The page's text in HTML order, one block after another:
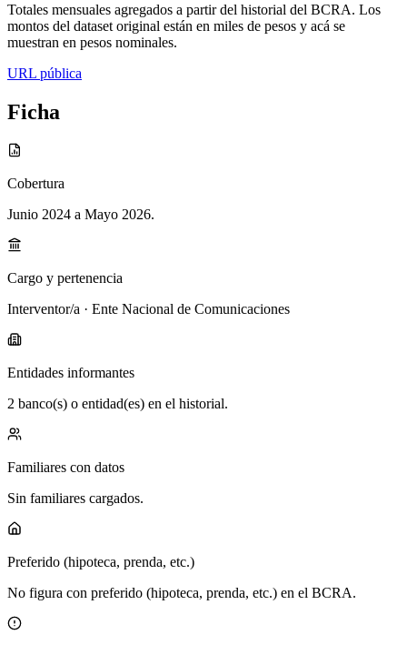
Totales mensuales agregados a partir del historial del BCRA. Los
montos del dataset original están en miles de pesos y acá se
muestran en pesos nominales.
URL pública
Ficha
Cobertura
Junio 2024 a Mayo 2026.
Cargo y pertenencia
Interventor/a · Ente Nacional de Comunicaciones
Entidades informantes
2 banco(s) o entidad(es) en el historial.
Familiares con datos
Sin familiares cargados.
Preferido (hipoteca, prenda, etc.)
No figura con preferido (hipoteca, prenda, etc.) en el BCRA.